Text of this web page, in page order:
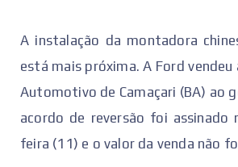
A instalação da montadora
está mais próxima. A Ford vendeu
Automotivo de Camaçari (BA) ao
acordo de reversão foi assinado
feira (11) e o valor da venda não